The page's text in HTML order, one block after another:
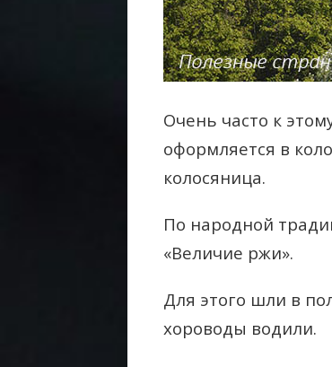
Очень часто к
оформляется в
колосяница.
По народной
«Величие ржи».
Для этого шли в
хороводы водили.